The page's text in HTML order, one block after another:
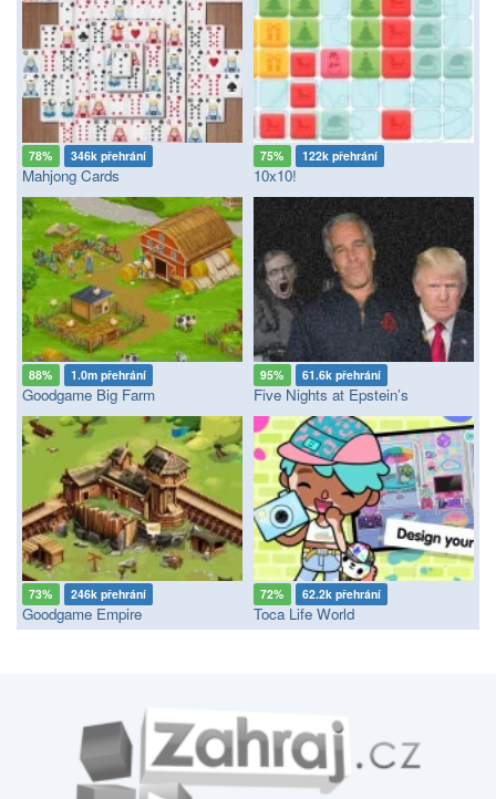
78% 346k přehrání
Mahjong Cards
75% 122k přehrání
10x10!
88% 1.0m přehrání
Goodgame Big Farm
95% 61.6k přehrání
Five Nights at Epstein’s
73% 246k přehrání
Goodgame Empire
72% 62.2k přehrání
Toca Life World